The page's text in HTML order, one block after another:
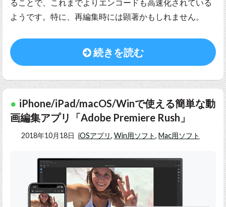
ることで、これまでよりエンコードも高速化されている
ようです。特に、再編集時には顕著かもしれません。
続きを読む
iPhone/iPad/macOS/Winで使える簡単な動
画編集アプリ「Adobe Premiere Rush」
2018年10月18日 iOSアプリ, Win用ソフト, Mac用ソフト